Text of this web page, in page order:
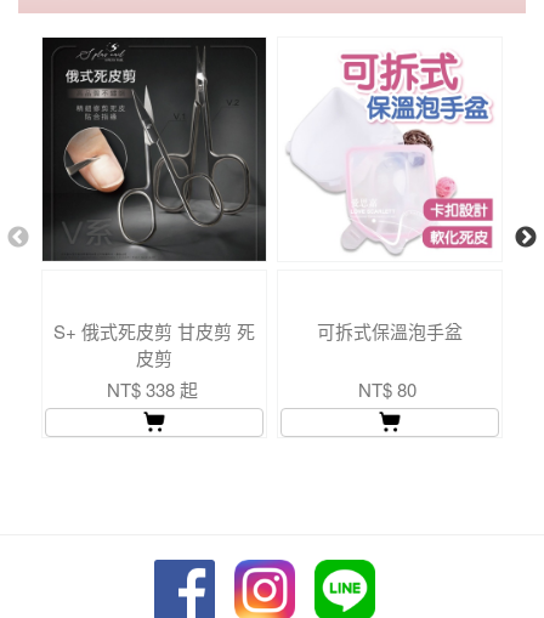
S+ 俄式死皮剪 甘皮剪 死
皮剪
NT$ 338 起
可拆式保溫泡手盆
NT$ 80